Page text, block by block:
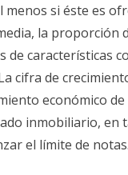
si éste es
la proporción
de características
cifra de
económico
inmobiliario, en
el límite de notas.